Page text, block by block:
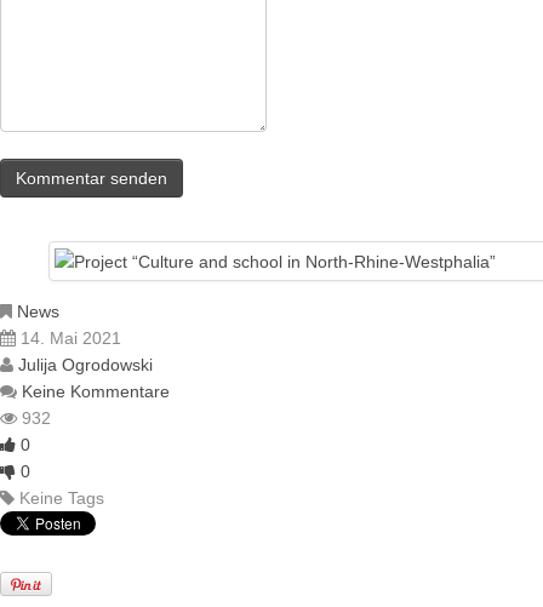
News
14. Mai 2021
Julija Ogrodowski
Keine Kommentare
932
0
0
Keine Tags